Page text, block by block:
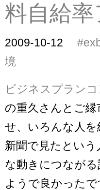
料自給
2009-10-12
境
ビジネスプラン
の重久さんとご
せ、いろんな人を
新聞で見たという
な動きにつなが
ようで良かったで